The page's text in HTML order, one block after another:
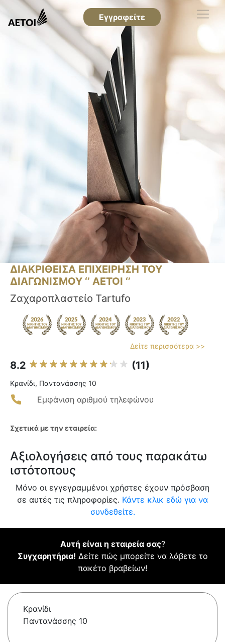
Εγγραφείτε
ΔΙΑΚΡΙΘΕΙΣΑ ΕΠΙΧΕΙΡΗΣΗ ΤΟΥ
ΔΙΑΓΩΝΙΣΜΟΥ ‘’ ΑΕΤΟΙ ‘’
Ζαχαροπλαστείο Tartufo
Δείτε περισσότερα >>
8.2 (11)
Κρανίδι, Παντανάσσης 10
Εμφάνιση αριθμού τηλεφώνου
Σχετικά με την εταιρεία:
Αξιολογήσεις από τους παρακάτω
ιστότοπους
Μόνο οι εγγεγραμμένοι χρήστες έχουν πρόσβαση
σε αυτές τις πληροφορίες. Κάντε κλικ εδώ για να
συνδεθείτε.
Αυτή είναι η εταιρεία σας?
Συγχαρητήρια! Δείτε πώς μπορείτε να λάβετε το
πακέτο βραβείων!
Κρανίδι
Παντανάσσης 10